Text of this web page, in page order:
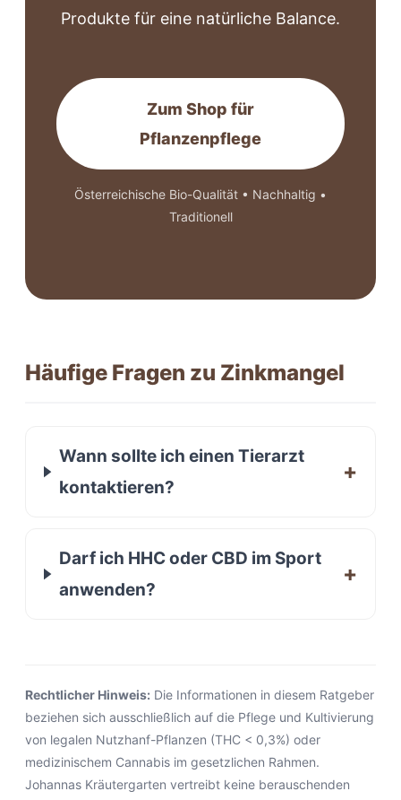
Produkte für eine natürliche Balance.
Zum Shop für
Pflanzenpflege
Österreichische Bio-Qualität • Nachhaltig •
Traditionell
Häufige Fragen zu Zinkmangel
Wann sollte ich einen Tierarzt
kontaktieren?
Darf ich HHC oder CBD im Sport
anwenden?
Rechtlicher Hinweis: Die Informationen in diesem Ratgeber
beziehen sich ausschließlich auf die Pflege und Kultivierung
von legalen Nutzhanf-Pflanzen (THC < 0,3%) oder
medizinischem Cannabis im gesetzlichen Rahmen.
Johannas Kräutergarten vertreibt keine berauschenden